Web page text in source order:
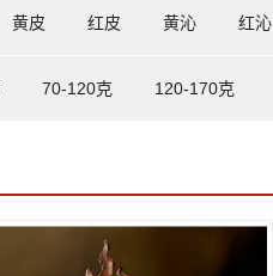
黄皮 红皮 黄沁 红沁
70-120克 120-170克